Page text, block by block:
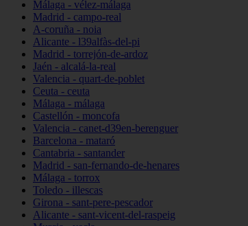
Málaga - vélez-málaga
Madrid - campo-real
A-coruña - noia
Alicante - l39alfàs-del-pi
Madrid - torrejón-de-ardoz
Jaén - alcalá-la-real
Valencia - quart-de-poblet
Ceuta - ceuta
Málaga - málaga
Castellón - moncofa
Valencia - canet-d39en-berenguer
Barcelona - mataró
Cantabria - santander
Madrid - san-fernando-de-henares
Málaga - torrox
Toledo - illescas
Girona - sant-pere-pescador
Alicante - sant-vicent-del-raspeig